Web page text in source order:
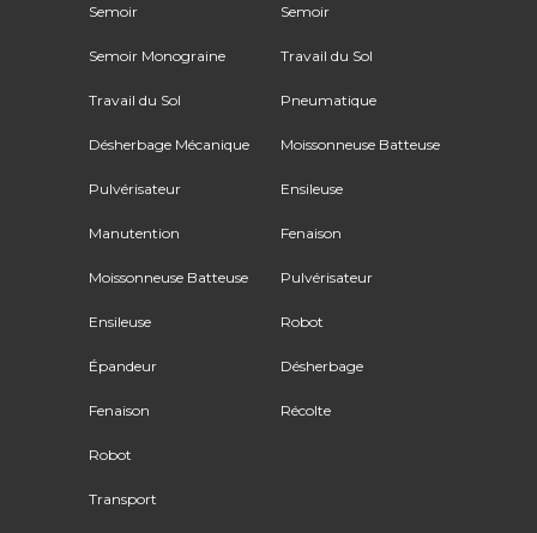
Semoir
Semoir Monograine
Travail du Sol
Désherbage Mécanique
Pulvérisateur
Manutention
Moissonneuse Batteuse
Ensileuse
Épandeur
Fenaison
Robot
Transport
Semoir
Travail du Sol
Pneumatique
Moissonneuse Batteuse
Ensileuse
Fenaison
Pulvérisateur
Robot
Désherbage
Récolte